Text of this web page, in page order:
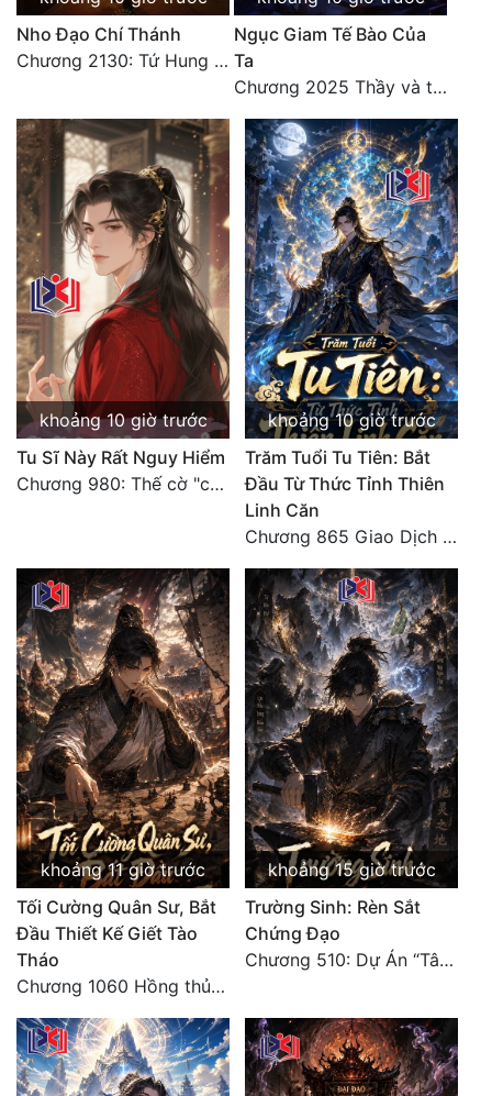
Nho Đạo Chí Thánh
Chương 2130: Tứ Hung Cổ Yêu
Ngục Giam Tế Bào Của
Ta
Chương 2025 Thầy và trò
khoảng 10 giờ trước
Tu Sĩ Này Rất Nguy Hiểm
Chương 980: Thế cờ "chết đi sống"
khoảng 10 giờ trước
Trăm Tuổi Tu Tiên: Bắt
Đầu Từ Thức Tỉnh Thiên
Linh Căn
Chương 865 Giao Dịch Chí Cao Tiên Thuật!
khoảng 11 giờ trước
Tối Cường Quân Sư, Bắt
Đầu Thiết Kế Giết Tào
Tháo
Chương 1060 Hồng thủy ngập trời, thời khắc tuyệt vọng (2/2)
khoảng 15 giờ trước
Trường Sinh: Rèn Sắt
Chứng Đạo
Chương 510: Dự Án “Tân Bạch Nương Tử” Và “Tinh Thám” Xà Yêu